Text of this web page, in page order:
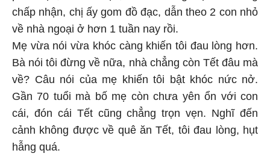
chấp nhận, chị ấy gom đồ đạc, dẫn theo 2 con nhỏ
về nhà ngoại ở hơn 1 tuần nay rồi.
Mẹ vừa nói vừa khóc càng khiến tôi đau lòng hơn.
Bà nói tôi đừng về nữa, nhà chẳng còn Tết đâu mà
về? Câu nói của mẹ khiến tôi bật khóc nức nở.
Gần 70 tuổi mà bố mẹ còn chưa yên ổn với con
cái, đón cái Tết cũng chẳng trọn vẹn. Nghĩ đến
cảnh không được về quê ăn Tết, tôi đau lòng, hụt
hẫng quá.